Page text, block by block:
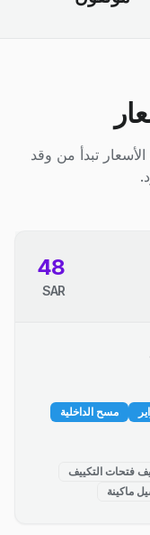
تبدأ من وقد
48
SAR
مسح الداخلية
فتحات التكييف
ماكينة